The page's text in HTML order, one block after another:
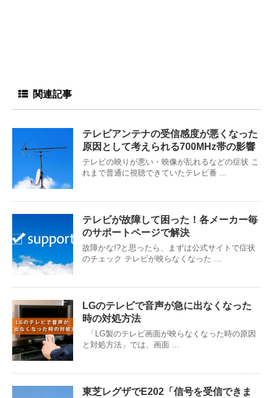
関連記事
テレビアンテナの受信感度が悪くなった
原因として考えられる700MHz帯の影響
テレビの映りが悪い・映像が乱れるなどの症状 こ
れまで普通に視聴できていたテレビ番 ...
テレビが故障して困った！各メーカー毎
のサポートページで解決
故障かな!?と思ったら、まずは公式サイトで症状
のチェック テレビが映らなくなった ...
LGのテレビで音声が急に出なくなった
時の対処方法
「LG製のテレビ画面が映らなくなった時の原因
と対処方法」では、画面 ...
東芝レグザでE202「信号を受信できま